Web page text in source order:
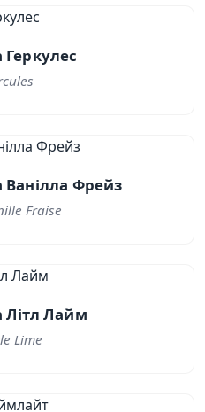
Геркулес
Ванілла Фрейз
Fraise
Літл Лайм
Lime